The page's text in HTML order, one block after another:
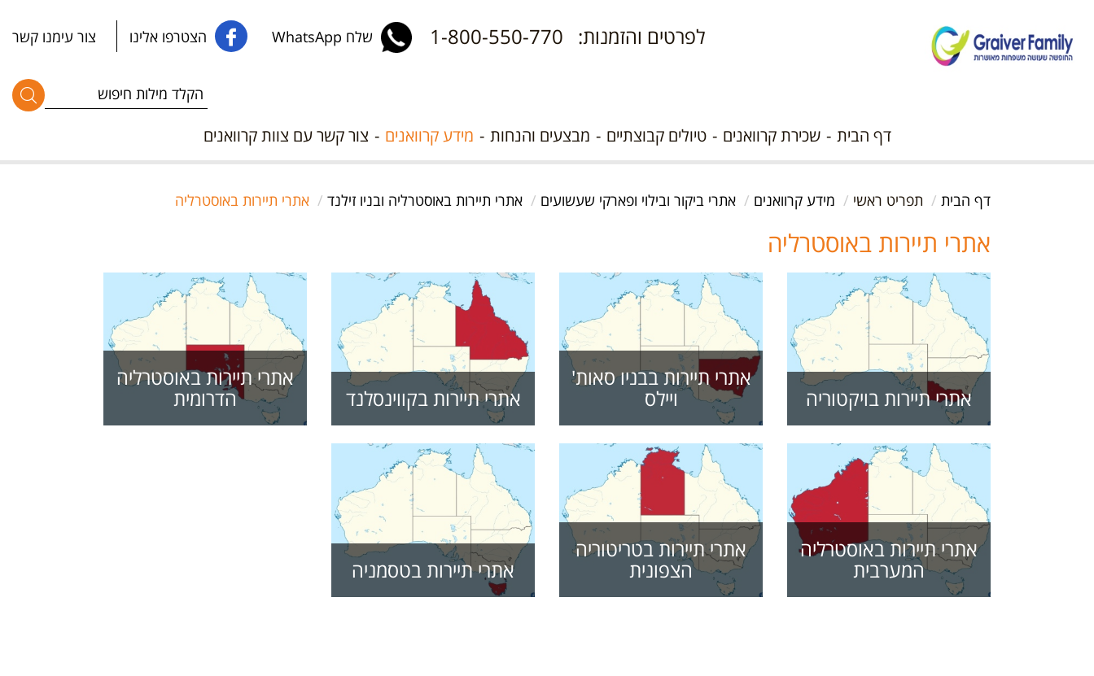
שלח WhatsApp הצטרפו אלינו צור עימנו קשר לפרטים והזמנות: 1-800-550-770
דף הבית שכירת קרוואנים טיולים קבוצתיים מבצעים והנחות מידע קרוואנים צור קשר עם צוות קרוואנים
דף הבית תפריט ראשי מידע קרוואנים אתרי ביקור ובילוי ופארקי שעשועים אתרי תיירות באוסטרליה ובניו זילנד אתרי תיירות באוסטרליה
אתרי תיירות באוסטרליה
אתרי תיירות בויקטוריה
אתרי תיירות בבניו סאות'
ויילס אתרי תיירות בקווינסלנד
אתרי תיירות באוסטרליה
הדרומית
אתרי תיירות באוסטרליה
המערבית
אתרי תיירות בטריטוריה
הצפונית אתרי תיירות בטסמניה